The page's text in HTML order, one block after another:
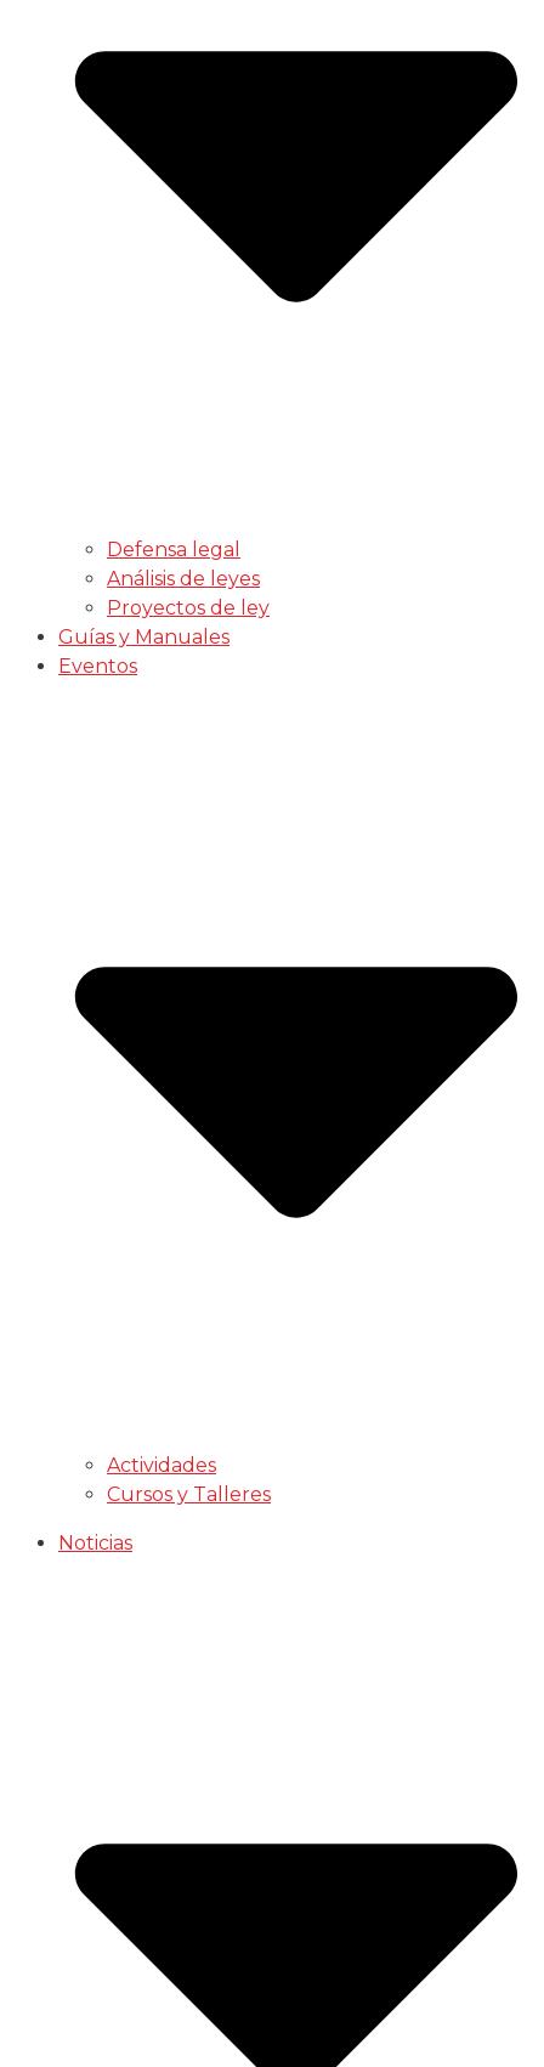
Defensa legal
Análisis de leyes
Proyectos de ley
Guías y Manuales
Eventos
Actividades
Cursos y Talleres
Noticias